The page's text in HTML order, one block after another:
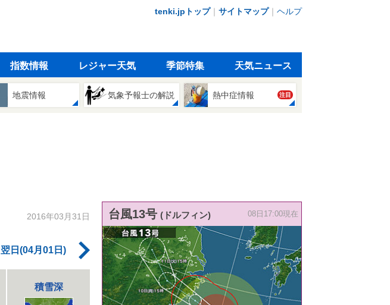
tenki.jpトップ｜ サイトマップ｜ ヘルプ
指数情報 レジャー天気 季節特集 天気ニュース
地震情報 気象予報士の解説 熱中症情報 注目
2016年03月31日
翌日(04月01日)
積雪深
台風13号 (ドルフィン) 08日17:00現在